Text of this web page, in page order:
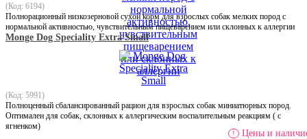
(Код: 6194)
Полнорационный низкозерновой сухой корм для взрослых собак мелких пород с
нормальной активностью, чувствительным пищеварением или склонных к аллергии
Мonge Dog Speciality Extra Small
(Код: 5991)
Полноценный сбалансированный рацион для взрослых собак миниатюрных пород.
Оптимален для собак, склонных к аллергическим воспалительным реакциям ( с
ягненком)
! Цены и